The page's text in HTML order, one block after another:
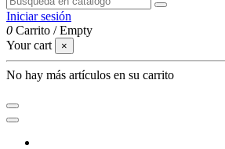
Iniciar sesión
0 Carrito /Empty
Your cart
×
No hay más artículos en su carrito